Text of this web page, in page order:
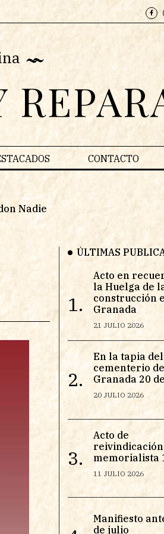
CONTACTO
Nadie
ÚLTIMAS
1.
Acto en
la Huelga de
construcción
Granada
21 JULIO 2026
2.
En la tapia del
cementerio de
Granada 20
20 JULIO 2026
3.
Acto de
reivindicación
memorialista
11 JULIO 2026
Manifiesto
de julio